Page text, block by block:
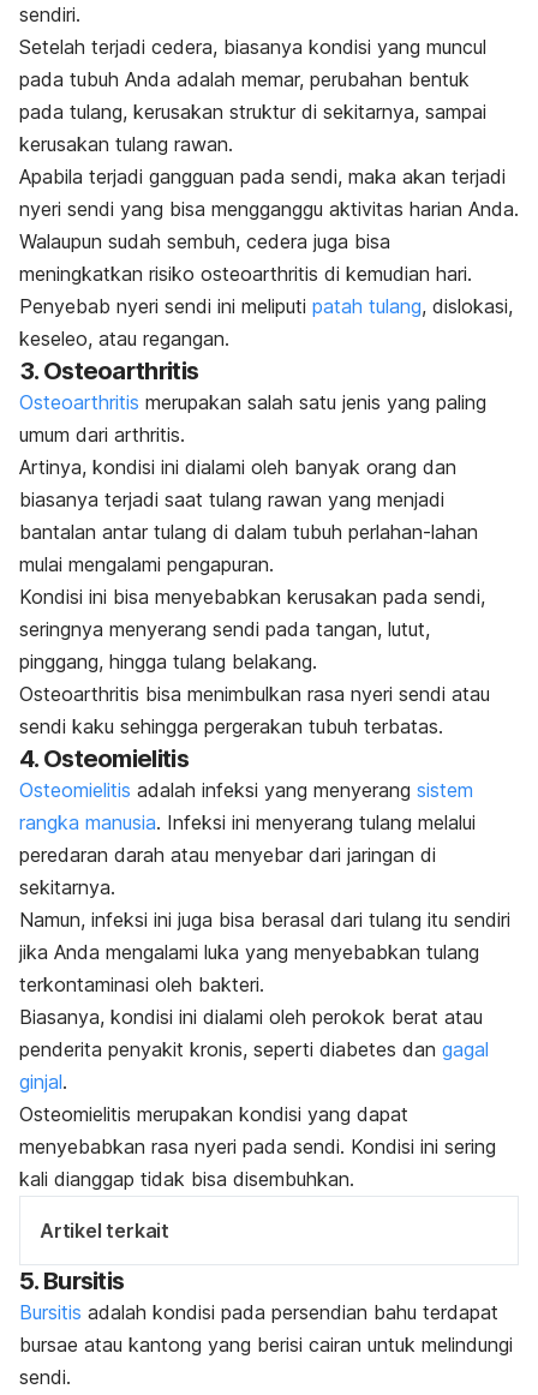
sendiri.
Setelah terjadi cedera, biasanya kondisi yang muncul
pada tubuh Anda adalah memar, perubahan bentuk
pada tulang, kerusakan struktur di sekitarnya, sampai
kerusakan tulang rawan.
Apabila terjadi gangguan pada sendi, maka akan terjadi
nyeri sendi yang bisa mengganggu aktivitas harian Anda.
Walaupun sudah sembuh, cedera juga bisa
meningkatkan risiko osteoarthritis di kemudian hari.
Penyebab nyeri sendi ini meliputi patah tulang, dislokasi,
keseleo, atau regangan.
3. Osteoarthritis
Osteoarthritis merupakan salah satu jenis yang paling
umum dari arthritis.
Artinya, kondisi ini dialami oleh banyak orang dan
biasanya terjadi saat tulang rawan yang menjadi
bantalan antar tulang di dalam tubuh perlahan-lahan
mulai mengalami pengapuran.
Kondisi ini bisa menyebabkan kerusakan pada sendi,
seringnya menyerang sendi pada tangan, lutut,
pinggang, hingga tulang belakang.
Osteoarthritis bisa menimbulkan rasa nyeri sendi atau
sendi kaku sehingga pergerakan tubuh terbatas.
4. Osteomielitis
Osteomielitis adalah infeksi yang menyerang sistem
rangka manusia. Infeksi ini menyerang tulang melalui
peredaran darah atau menyebar dari jaringan di
sekitarnya.
Namun, infeksi ini juga bisa berasal dari tulang itu sendiri
jika Anda mengalami luka yang menyebabkan tulang
terkontaminasi oleh bakteri.
Biasanya, kondisi ini dialami oleh perokok berat atau
penderita penyakit kronis, seperti diabetes dan gagal
ginjal.
Osteomielitis merupakan kondisi yang dapat
menyebabkan rasa nyeri pada sendi. Kondisi ini sering
kali dianggap tidak bisa disembuhkan.
Artikel terkait
5. Bursitis
Bursitis adalah kondisi pada persendian bahu terdapat
bursae atau kantong yang berisi cairan untuk melindungi
sendi.